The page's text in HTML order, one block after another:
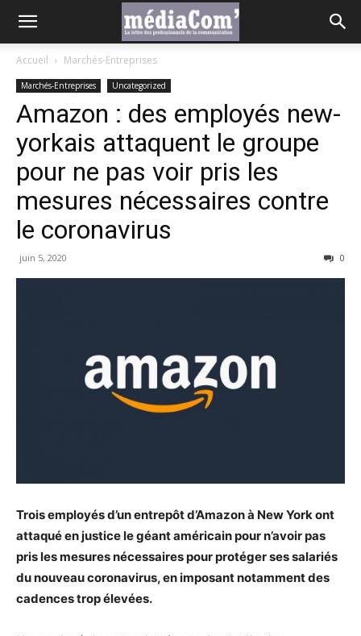
Accueil Marchés-Entreprises
Marchés-Entreprises Uncategorized
Amazon : des employés new-
yorkais attaquent le groupe
pour ne pas voir pris les
mesures nécessaires contre
le coronavirus
juin 5, 2020 0
Trois employés d’un entrepôt d’Amazon à New York ont
attaqué en justice le géant américain pour n’avoir pas
pris les mesures nécessaires pour protéger ses salariés
du nouveau coronavirus, en imposant notamment des
cadences trop élevées.